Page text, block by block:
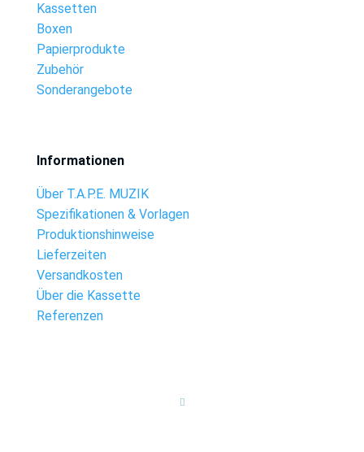
Kassetten
Boxen
Papierprodukte
Zubehör
Sonderangebote
Informationen
Über T.A.P.E. MUZIK
Spezifikationen & Vorlagen
Produktionshinweise
Lieferzeiten
Versandkosten
Über die Kassette
Referenzen
